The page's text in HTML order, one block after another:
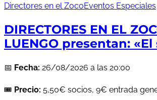
Directores en el ZocoEventos Especiales
DIRECTORES EN EL
LUENGO presentan:
📅 Fecha: 26/08/2026 a las 20:00
🎟️ Precio: 5,50€ socios, 9€ entrada